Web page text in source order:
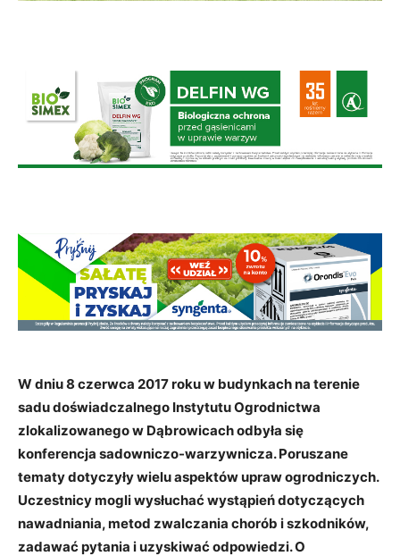
W dniu 8 czerwca 2017 roku w budynkach na terenie
sadu doświadczalnego Instytutu Ogrodnictwa
zlokalizowanego w Dąbrowicach odbyła się
konferencja sadowniczo-warzywnicza. Poruszane
tematy dotyczyły wielu aspektów upraw ogrodniczych.
Uczestnicy mogli wysłuchać wystąpień dotyczących
nawadniania, metod zwalczania chorób i szkodników,
zadawać pytania i uzyskiwać odpowiedzi. O